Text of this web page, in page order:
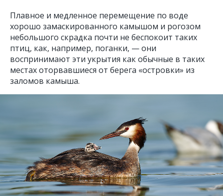
Плавное и медленное перемещение по воде
хорошо замаскированного камышом и рогозом
небольшого скрадка почти не беспокоит таких
птиц, как, например, поганки, — они
воспринимают эти укрытия как обычные в таких
местах оторвавшиеся от берега «островки» из
заломов камыша.